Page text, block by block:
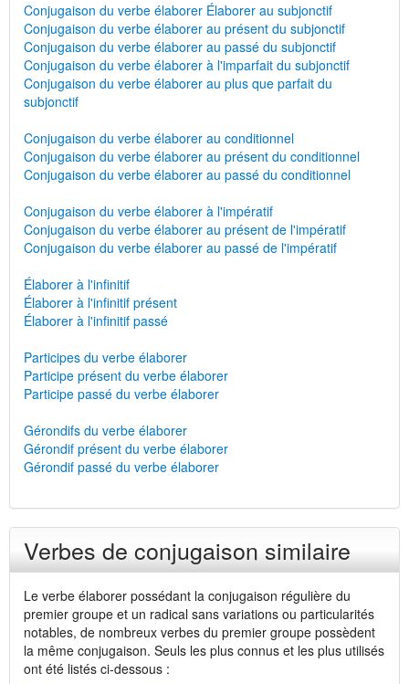
Conjugaison du verbe élaborer Élaborer au subjonctif
Conjugaison du verbe élaborer au présent du subjonctif
Conjugaison du verbe élaborer au passé du subjonctif
Conjugaison du verbe élaborer à l'imparfait du subjonctif
Conjugaison du verbe élaborer au plus que parfait du
subjonctif
Conjugaison du verbe élaborer au conditionnel
Conjugaison du verbe élaborer au présent du conditionnel
Conjugaison du verbe élaborer au passé du conditionnel
Conjugaison du verbe élaborer à l'impératif
Conjugaison du verbe élaborer au présent de l'impératif
Conjugaison du verbe élaborer au passé de l'impératif
Élaborer à l'infinitif
Élaborer à l'infinitif présent
Élaborer à l'infinitif passé
Participes du verbe élaborer
Participe présent du verbe élaborer
Participe passé du verbe élaborer
Gérondifs du verbe élaborer
Gérondif présent du verbe élaborer
Gérondif passé du verbe élaborer
Verbes de conjugaison similaire
Le verbe élaborer possédant la conjugaison régulière du
premier groupe et un radical sans variations ou particularités
notables, de nombreux verbes du premier groupe possèdent
la même conjugaison. Seuls les plus connus et les plus utilisés
ont été listés ci-dessous :